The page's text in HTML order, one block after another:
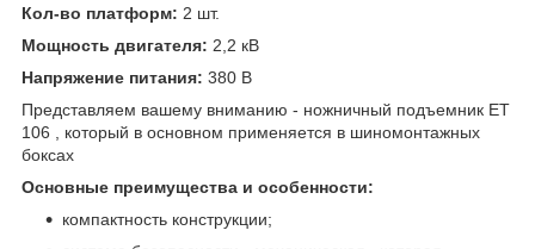
Кол-во платформ: 2 шт.
Мощность двигателя: 2,2 кВ
Напряжение питания: 380 В
Представляем вашему вниманию - ножничный подъемник ET
106 , который в основном применяется в шиномонтажных
боксах
Основные преимущества и особенности:
компактность конструкции;